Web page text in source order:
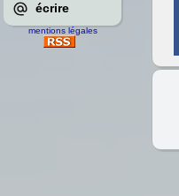
écrire
mentions légales